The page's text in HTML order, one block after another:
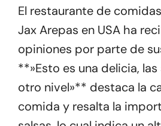
El restaurante de
Jax Arepas en USA ha
opiniones por parte de
**»Esto es una delicia,
otro nivel»** destaca la
comida y resalta la